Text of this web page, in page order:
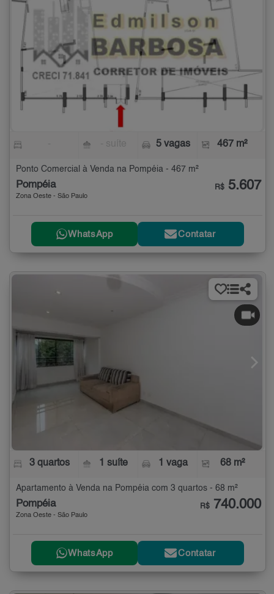
5 vagas 467 m²
Ponto Comercial à Venda na Pompéia - 467 m²
Pompéia
Zona Oeste - São Paulo
R$ 5.607
WhatsApp Contatar
3 quartos 1 suíte 1 vaga 68 m²
Apartamento à Venda na Pompéia com 3 quartos - 68 m²
Pompéia
Zona Oeste - São Paulo
R$ 740.000
WhatsApp Contatar